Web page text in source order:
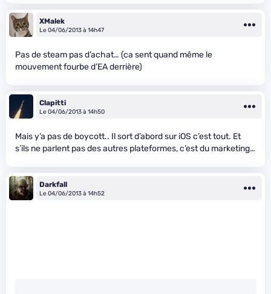
XMalek
Le 04/06/2013 à 14h47
Pas de steam pas d’achat… (ca sent quand même le
mouvement fourbe d’EA derrière)
Clapitti
Le 04/06/2013 à 14h50
Mais y’a pas de boycott.. Il sort d’abord sur iOS c’est tout. Et
s’ils ne parlent pas des autres plateformes, c’est du marketing…
Darkfall
Le 04/06/2013 à 14h52